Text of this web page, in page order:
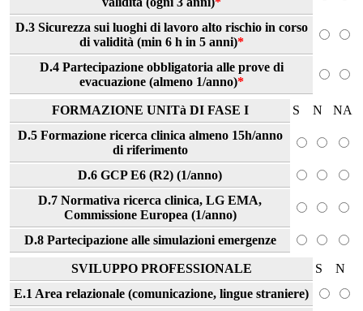
D.3 Sicurezza sui luoghi di lavoro alto rischio in corso
di validità (min 6 h in 5 anni)*
D.4 Partecipazione obbligatoria alle prove di
evacuazione (almeno 1/anno)*
FORMAZIONE UNITà DI FASE I S N
NA
D.5 Formazione ricerca clinica almeno 15h/anno
di riferimento
D.6 GCP E6 (R2) (1/anno)
D.7 Normativa ricerca clinica, LG EMA,
Commissione Europea (1/anno)
D.8 Partecipazione alle simulazioni emergenze
SVILUPPO PROFESSIONALE S
N
E.1 Area relazionale (comunicazione, lingue straniere)